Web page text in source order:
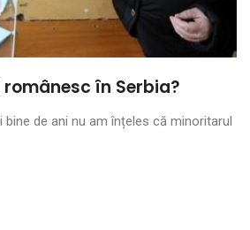
în Serbia?
bine de ani nu am înțeles că minoritarul